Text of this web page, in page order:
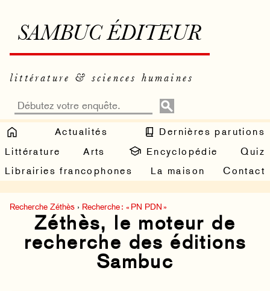
SAMBUC ÉDITEUR
littérature & sciences humaines
Actualités
Dernières parutions
Littérature
Arts Encyclopédie
Quiz
Librairies francophones
La maison Contact
Recherche Zéthès › Recherche : « PN PDN »
Zéthès, le moteur de
recherche des éditions
Sambuc